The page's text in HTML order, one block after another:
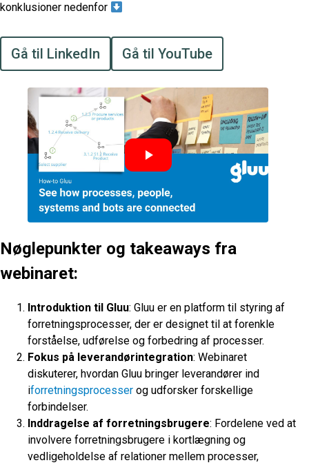
konklusioner nedenfor
Gå til LinkedIn Gå til YouTube
Nøglepunkter og takeaways fra
webinaret:
Introduktion til Gluu: Gluu er en platform til styring af
forretningsprocesser, der er designet til at forenkle
forståelse, udførelse og forbedring af processer.
Fokus på leverandørintegration: Webinaret
diskuterer, hvordan Gluu bringer leverandører ind
iforretningsprocesser og udforsker forskellige
forbindelser.
Inddragelse af forretningsbrugere: Fordelene ved at
involvere forretningsbrugere i kortlægning og
vedligeholdelse af relationer mellem processer,